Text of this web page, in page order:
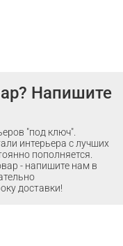
Напишите
"под ключ".
интерьера с лучших
пополняется.
- напишите нам в
доставки!